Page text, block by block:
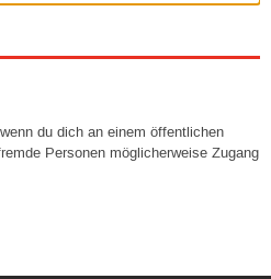
du dich an einem öffentlichen
Personen möglicherweise Zugang